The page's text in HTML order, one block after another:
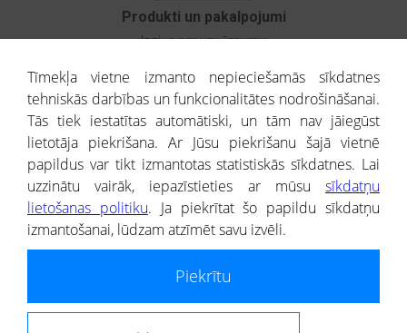
Produkti un pakalpojumi
Izziņa par uzņēmumu
Dzimtas koks
Uzņēmumu atlase
Monitorings
Kredītizziņa par ārvalstu uzņēmumiem
® CREDITREFORM Latvija
SIA
Portāla ietvaros saņemtajai informācijai ir uzziņas raksturs, un tai nav
Tīmekļa vietne izmanto nepieciešamās sīkdatnes
tehniskās darbības un funkcionalitātes nodrošināšanai.
Tās tiek iestatītas automātiski, un tām nav jāiegūst
lietotāja piekrišana. Ar Jūsu piekrišanu šajā vietnē
papildus var tikt izmantotas statistiskās sīkdatnes. Lai
uzzinātu vairāk, iepazīstieties ar mūsu sīkdatņu
lietošanas politiku. Ja piekrītat šo papildu sīkdatņu
izmantošanai, lūdzam atzīmēt savu izvēli.
Piekrītu